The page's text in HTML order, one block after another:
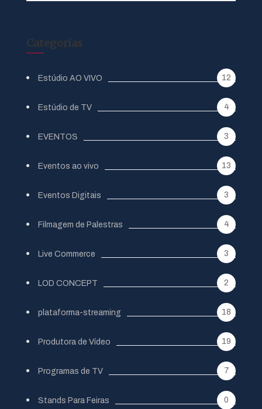
Categorias
Estúdio AO VIVO 12
Estúdio de TV 4
EVENTOS 3
Eventos ao vivo 13
Eventos Digitais 3
Filmagem de Palestras 4
Live Commerce 3
LOD CONCEPT 2
plataforma-streaming 18
Produtora de Vídeo 19
Programas de TV 7
Stands Para Feiras 0